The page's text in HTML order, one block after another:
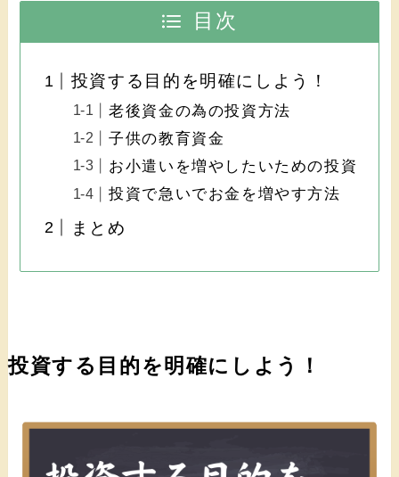
目次
投資する目的を明確にしよう！
老後資金の為の投資方法
子供の教育資金
お小遣いを増やしたいための投資
投資で急いでお金を増やす方法
まとめ
投資する目的を明確にしよう！